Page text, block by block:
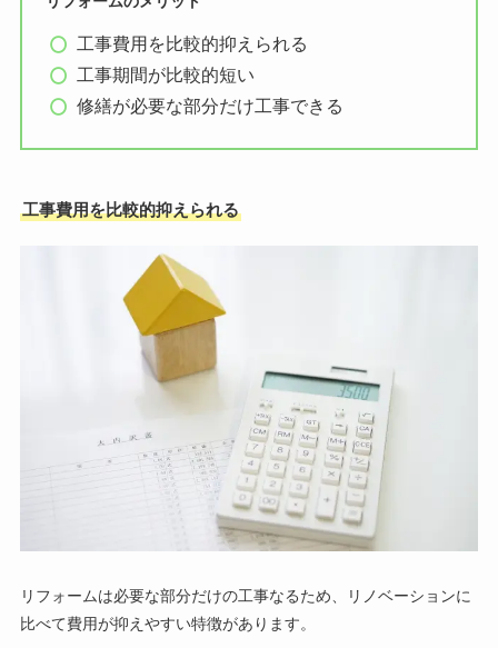
工事費用を比較的抑えられる
工事期間が比較的短い
修繕が必要な部分だけ工事できる
工事費用を比較的抑えられる
リフォームは必要な部分だけの工事なるため、リノベーションに
比べて費用が抑えやすい特徴があります。